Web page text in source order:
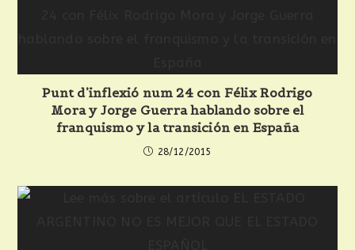
Punt d’inflexió num 24 con Félix Rodrigo
Mora y Jorge Guerra hablando sobre el
franquismo y la transición en España
28/12/2015